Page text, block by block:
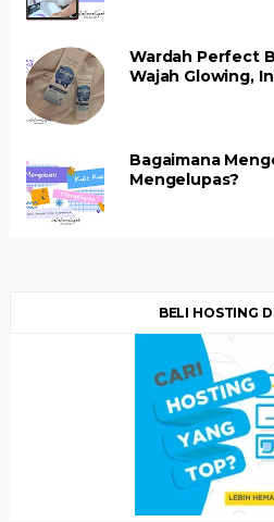
Wardah Perfect
Wajah Glowing,
Bagaimana
Mengelupas?
BELI HOSTING